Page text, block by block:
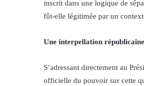
inscrit dans une logique de
fût-elle légitimée par un
Une interpellation républicaine
S’adressant directement au
officielle du pouvoir sur cette